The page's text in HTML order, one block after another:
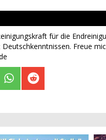
für die
Freue